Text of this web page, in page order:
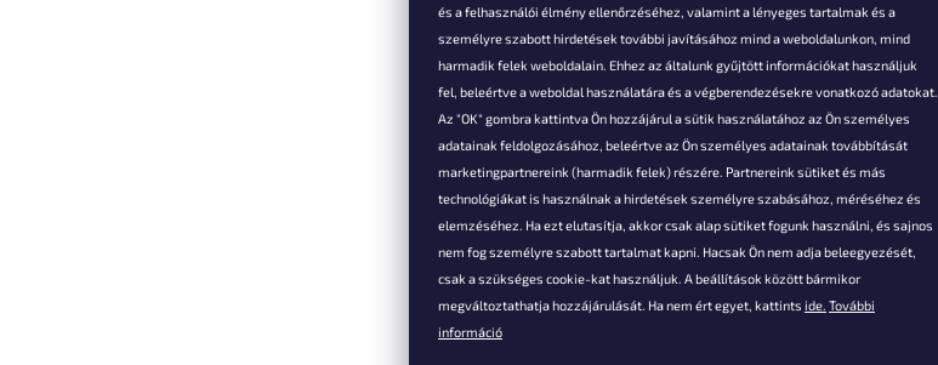
és a felhasználói élmény ellenőrzéséhez, valamint a lényeges tartalmak és a
személyre szabott hirdetések további javításához mind a weboldalunkon, mind
harmadik felek weboldalain. Ehhez az általunk gyűjtött információkat használjuk
fel, beleértve a weboldal használatára és a végberendezésekre vonatkozó adatokat.
Az "OK" gombra kattintva Ön hozzájárul a sütik használatához az Ön személyes
adatainak feldolgozásához, beleértve az Ön személyes adatainak továbbítását
marketingpartnereink (harmadik felek) részére. Partnereink sütiket és más
technológiákat is használnak a hirdetések személyre szabásához, méréséhez és
elemzéséhez. Ha ezt elutasítja, akkor csak alap sütiket fogunk használni, és sajnos
nem fog személyre szabott tartalmat kapni. Hacsak Ön nem adja beleegyezését,
csak a szükséges cookie-kat használjuk. A beállítások között bármikor
megváltoztathatja hozzájárulását. Ha nem ért egyet, kattints ide. További
információ
Vevőknek
Hűségkedvezmények
Szállítás és fizetés
Panaszok és áruk
visszaküldése
Általános Szerződési
Feltételek
A személyes adatok
védelmének feltételei
Elérhetőségi adatok